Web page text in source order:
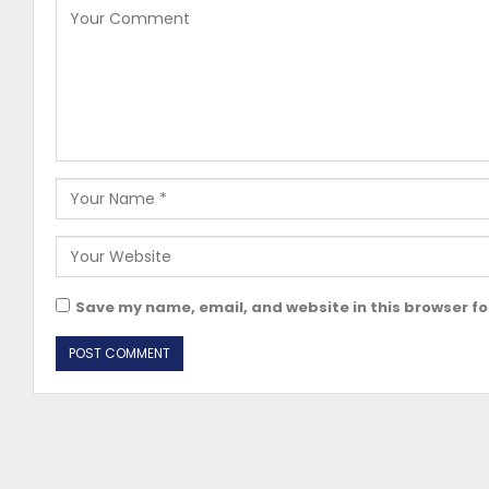
Save my name, email, and website in this browser